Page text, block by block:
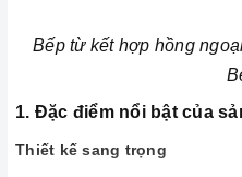
Bếp từ kết hợp hồng
1. Đặc điểm nổi bật của
Thiết kế sang trọng